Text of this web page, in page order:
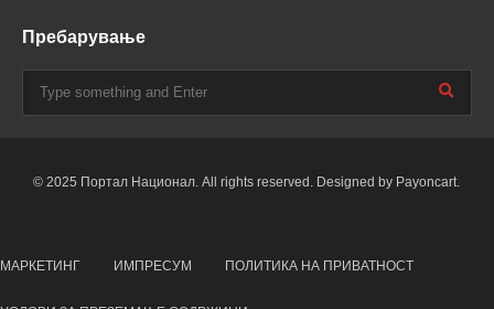
Пребарување
© 2025 Портал Национал. All rights reserved. Designed by Payoncart.
МАРКЕТИНГ ИМПРЕСУМ ПОЛИТИКА НА ПРИВАТНОСТ